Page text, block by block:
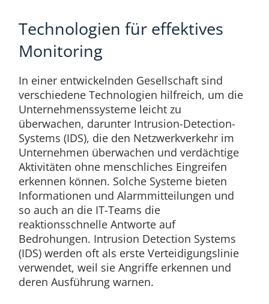
Technologien für effektives
Monitoring
In einer entwickelnden Gesellschaft sind
verschiedene Technologien hilfreich, um die
Unternehmenssysteme leicht zu
überwachen, darunter Intrusion-Detection-
Systems (IDS), die den Netzwerkverkehr im
Unternehmen überwachen und verdächtige
Aktivitäten ohne menschliches Eingreifen
erkennen können. Solche Systeme bieten
Informationen und Alarmmitteilungen und
so auch an die IT-Teams die
reaktionsschnelle Antworte auf
Bedrohungen. Intrusion Detection Systems
(IDS) werden oft als erste Verteidigungslinie
verwendet, weil sie Angriffe erkennen und
deren Ausführung warnen.